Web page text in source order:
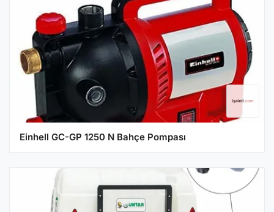
Einhell GC-GP 1250 N Bahçe Pompası